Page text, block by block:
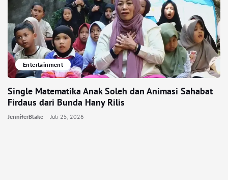
Entertainment
Single Matematika Anak Soleh dan Animasi Sahabat
Firdaus dari Bunda Hany Rilis
JenniferBlake Juli 25, 2026